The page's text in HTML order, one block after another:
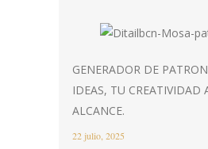
GENERADOR DE
IDEAS, TU CREATIVIDAD
ALCANCE.
22 julio, 2025